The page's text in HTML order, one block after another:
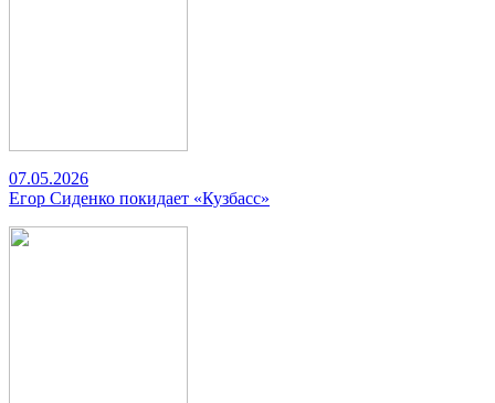
07.05.2026
Егор Сиденко покидает «Кузбасс»